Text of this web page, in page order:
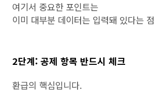
여기서 중요한 포인트는
이미 대부분 데이터는 입력돼 있다는 점
2단계: 공제 항목 반드시 체크
환급의 핵심입니다.